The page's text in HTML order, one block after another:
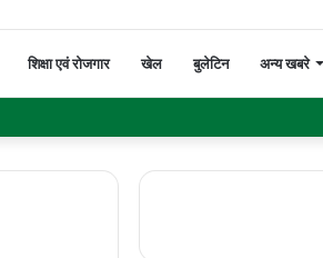
शिक्षा एवं रोजगार खेल बुलेटिन अन्य खबरे